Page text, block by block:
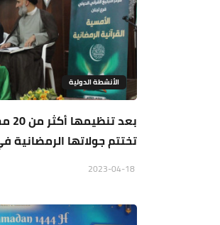
الأنشطة الدولية
تختتم جولاتها الرمضانية